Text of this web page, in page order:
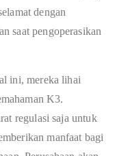
dengan
saat pengoperasikan
ini, mereka lihai
K3.
regulasi saja untuk
manfaat bagi